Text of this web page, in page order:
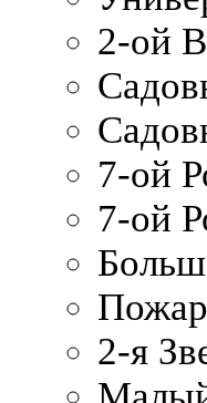
2-ой
7-ой
7-ой
2-я